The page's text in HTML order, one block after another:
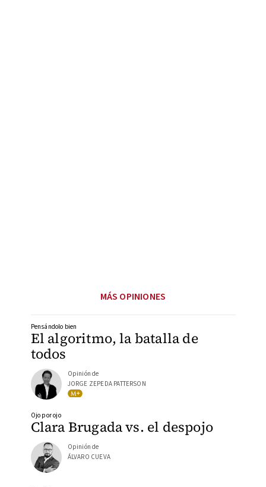
MÁS OPINIONES
El algoritmo, la batalla de
todos
Pensándolo bien
Opinión de
JORGE ZEPEDA PATTERSON
Clara Brugada vs. el despojo
Ojo por ojo
Opinión de
ÁLVARO CUEVA